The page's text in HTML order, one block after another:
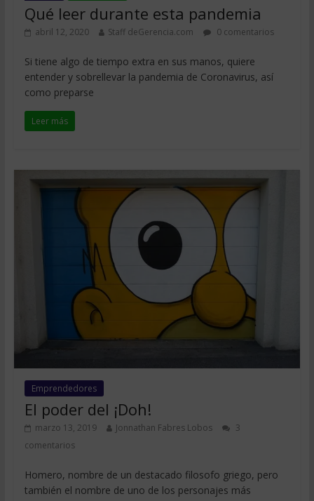
Qué leer durante esta pandemia
abril 12, 2020 Staff deGerencia.com 0 comentarios
Si tiene algo de tiempo extra en sus manos, quiere
entender y sobrellevar la pandemia de Coronavirus, así
como preparse
Leer más
Emprendedores
El poder del ¡Doh!
marzo 13, 2019 Jonnathan Fabres Lobos
3
comentarios
Homero, nombre de un destacado filosofo griego, pero
también el nombre de uno de los personajes más